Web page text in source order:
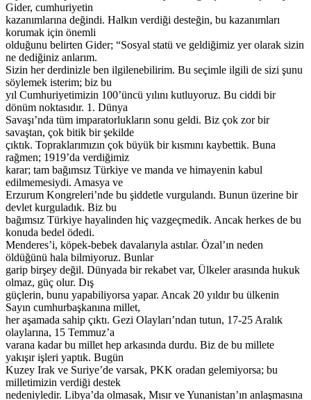
Gider, cumhuriyetin
kazanımlarına değindi. Halkın verdiği desteğin, bu kazanımları
korumak için önemli
olduğunu belirten Gider; “Sosyal statü ve geldiğimiz yer olarak sizin
ne dediğiniz anlarım.
Sizin her derdinizle ben ilgilenebilirim. Bu seçimle ilgili de sizi şunu
söylemek isterim; biz bu
yıl Cumhuriyetimizin 100’üncü yılını kutluyoruz. Bu ciddi bir
dönüm noktasıdır. 1. Dünya
Savaşı’nda tüm imparatorlukların sonu geldi. Biz çok zor bir
savaştan, çok bitik bir şekilde
çıktık. Topraklarımızın çok büyük bir kısmını kaybettik. Buna
rağmen; 1919’da verdiğimiz
karar; tam bağımsız Türkiye ve manda ve himayenin kabul
edilmemesiydi. Amasya ve
Erzurum Kongreleri’nde bu şiddetle vurgulandı. Bunun üzerine bir
devlet kurguladık. Biz bu
bağımsız Türkiye hayalinden hiç vazgeçmedik. Ancak herkes de bu
konuda bedel ödedi.
Menderes’i, köpek-bebek davalarıyla astılar. Özal’ın neden
öldüğünü hala bilmiyoruz. Bunlar
garip birşey değil. Dünyada bir rekabet var, Ülkeler arasında hukuk
olmaz, güç olur. Dış
güçlerin, bunu yapabiliyorsa yapar. Ancak 20 yıldır bu ülkenin
Sayın cumhurbaşkanına millet,
her aşamada sahip çıktı. Gezi Olayları’ndan tutun, 17-25 Aralık
olaylarına, 15 Temmuz’a
varana kadar bu millet hep arkasında durdu. Biz de bu millete
yakışır işleri yaptık. Bugün
Kuzey Irak ve Suriye’de varsak, PKK oradan gelemiyorsa; bu
milletimizin verdiği destek
nedeniyledir. Libya’da olmasak, Mısır ve Yunanistan’ın anlaşmasına